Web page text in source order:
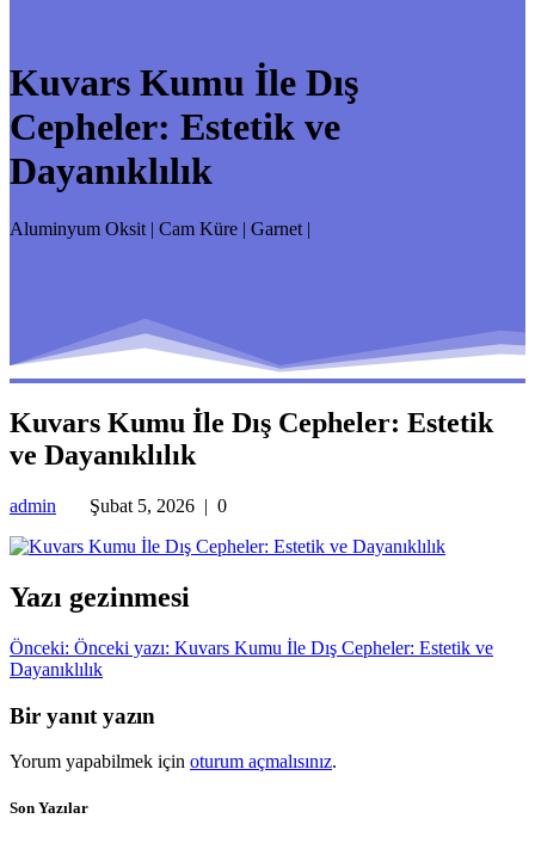
Kuvars Kumu İle Dış
Cepheler: Estetik ve
Dayanıklılık
Aluminyum Oksit | Cam Küre | Garnet |
Kuvars Kumu İle Dış Cepheler: Estetik
ve Dayanıklılık
admin Şubat 5, 2026 | 0
Yazı gezinmesi
Önceki: Önceki yazı: Kuvars Kumu İle Dış Cepheler: Estetik ve
Dayanıklılık
Bir yanıt yazın
Yorum yapabilmek için oturum açmalısınız.
Son Yazılar